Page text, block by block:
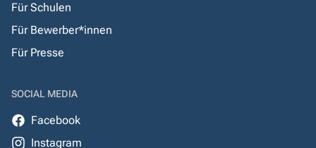
Für Schulen
Für Bewerber*innen
Für Presse
SOCIAL MEDIA
Facebook
Instagram